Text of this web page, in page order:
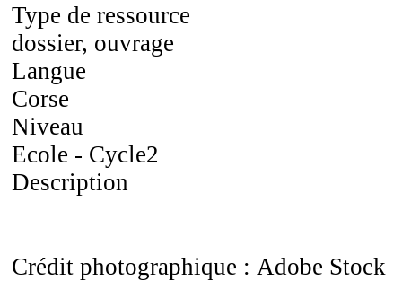
Type de ressource
dossier, ouvrage
Langue
Corse
Niveau
Ecole - Cycle2
Description
Crédit photographique : Adobe Stock